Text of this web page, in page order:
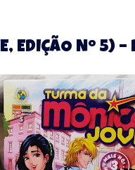
EDIÇÃO Nº 5) –